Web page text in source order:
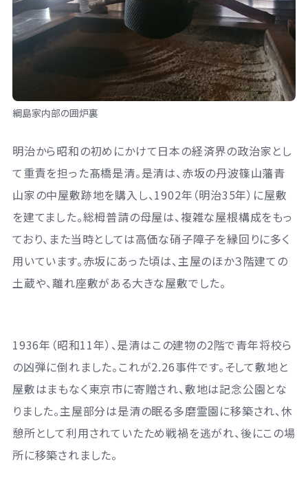
綱島家内部の囲炉裏
明治から昭和の初めにかけて日本の経済界の政治家とし
て重責を担った髙橋是清。是清は、赤坂の丹波篠山藩青
山家の中屋敷跡地を購入し、1902年（明治35年）に屋敷
を建てました。総栂普請の母屋は、複雑な屋根構成をもっ
ており、また当時としては高価な硝子障子を縁回りに多く
用いています。赤坂にあった頃は、主屋のほか３階建ての
土蔵や、離れ座敷がある大きな屋敷でした。
1936年（昭和11年）、是清はこの建物の2階で青年将校ら
の凶弾に倒れました。これが2.26事件です。そして敷地と
屋敷はまもなく東京市に寄贈され、敷地は記念公園とな
りました。主屋部分は是清の眠る多磨霊園に移築され、休
憩所として利用されていたため戦禍を逃がれ、後にこの場
所に移築されました。